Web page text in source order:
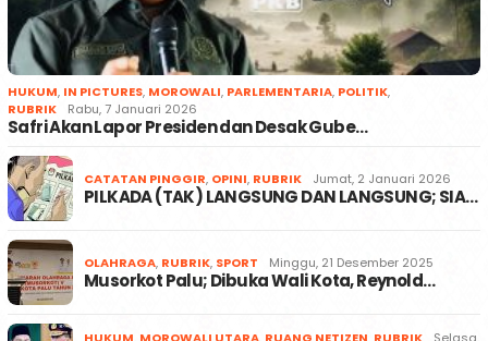
HUKUM, IN PICTURES, MOROWALI, PARLEMENTARIA, POLITIK,
RUBRIK
Rabu, 7 Januari 2026
Safri Akan Lapor Presiden dan Desak Gube…
CATATAN PINGGIR, OPINI, RUBRIK Jumat, 2 Januari 2026
PILKADA (TAK) LANGSUNG DAN LANGSUNG; SIA…
OLAHRAGA, RUBRIK, SPORT Minggu, 21 Desember 2025
Musorkot Palu; Dibuka Wali Kota, Reynold…